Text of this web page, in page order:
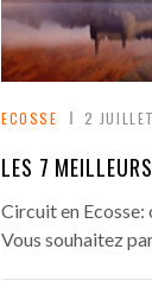
ECOSSE 2
LES 7
Circuit en Ecosse:
Vous souhaitez